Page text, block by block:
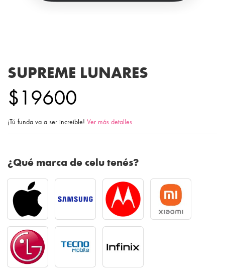
SUPREME LUNARES
$19600
¡Tú funda va a ser increíble! Ver más detalles
¿Qué marca de celu tenés?